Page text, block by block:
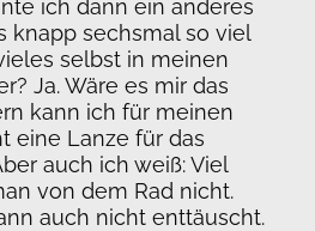
ich dann ein anderes
knapp sechsmal so viel
selbst in meinen
Ja. Wäre es mir das
kann ich für meinen
eine Lanze für das
auch ich weiß: Viel
von dem Rad nicht.
auch nicht enttäuscht.